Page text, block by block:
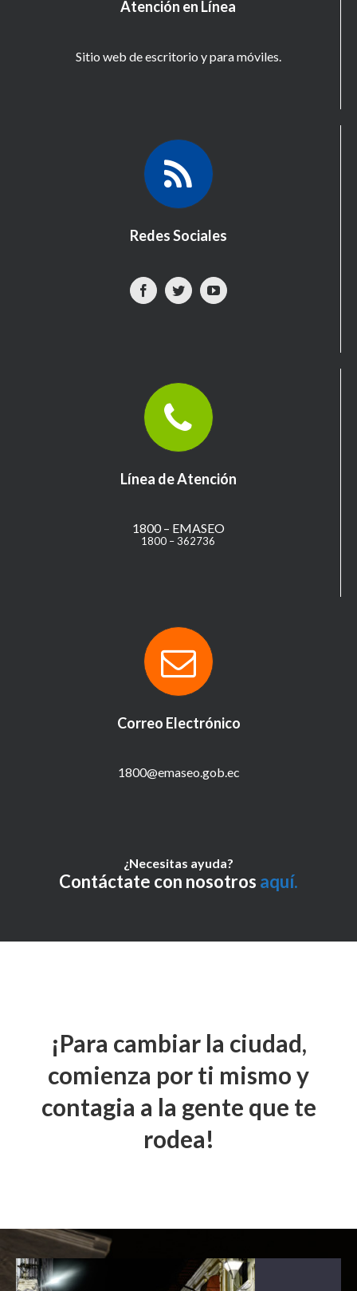
Atención en Línea
Sitio web de escritorio y para móviles.
Redes Sociales
Línea de Atención
1800 – EMASEO
1800 – 362736
Correo Electrónico
1800@emaseo.gob.ec
¿Necesitas ayuda?
Contáctate con nosotros aquí.
¡Para cambiar la ciudad,
comienza por ti mismo y
contagia a la gente que te
rodea!